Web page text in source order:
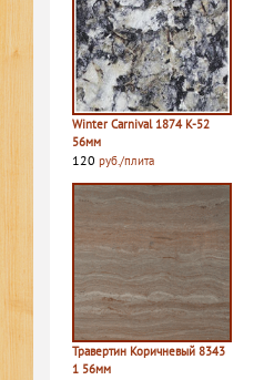
Winter Carnival 1874 K-52
56мм
120 руб./плита
Травертин Коричневый 8343
1 56мм